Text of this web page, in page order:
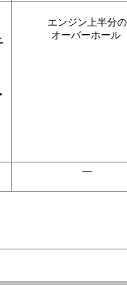
エンジン上半分の
オーバーホール
―